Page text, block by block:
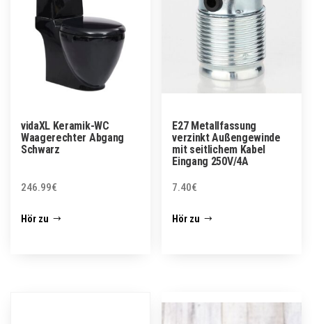
vidaXL Keramik-WC
Waagerechter Abgang
Schwarz
246.99€
Hör zu
E27 Metallfassung
verzinkt Außengewinde
mit seitlichem Kabel
Eingang 250V/4A
7.40€
Hör zu